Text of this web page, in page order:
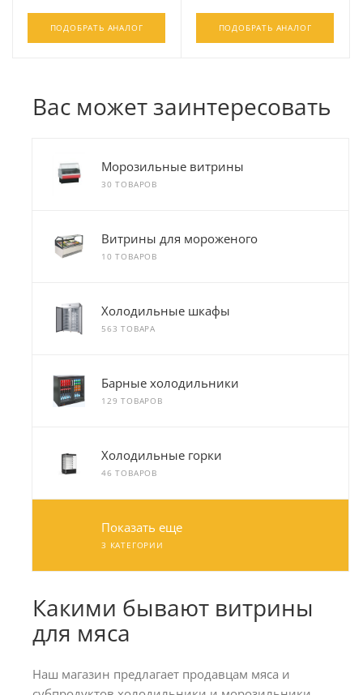
ПОДОБРАТЬ АНАЛОГ ПОДОБРАТЬ АНАЛОГ
Вас может заинтересовать
Морозильные витрины
30 ТОВАРОВ
Витрины для мороженого
10 ТОВАРОВ
Холодильные шкафы
563 ТОВАРА
Барные холодильники
129 ТОВАРОВ
Холодильные горки
46 ТОВАРОВ
Показать еще
3 КАТЕГОРИИ
Какими бывают витрины
для мяса
Наш магазин предлагает продавцам мяса и